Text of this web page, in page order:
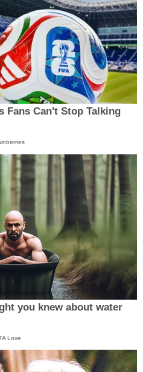
Fans Can't Stop Talking
you knew about water
Love